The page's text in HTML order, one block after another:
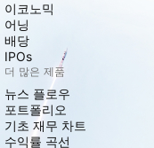
이코노믹
어닝
배당
IPOs
더 많은 제품
뉴스 플로우
포트폴리오
기초 재무 차트
수익률 곡선